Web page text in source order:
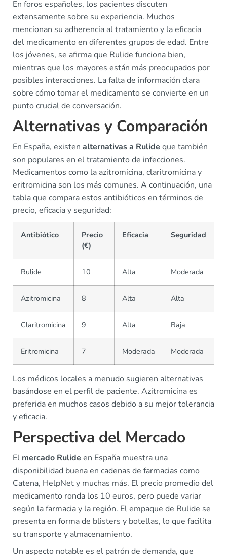
En foros españoles, los pacientes discuten
extensamente sobre su experiencia. Muchos
mencionan su adherencia al tratamiento y la eficacia
del medicamento en diferentes grupos de edad. Entre
los jóvenes, se afirma que Rulide funciona bien,
mientras que los mayores están más preocupados por
posibles interacciones. La falta de información clara
sobre cómo tomar el medicamento se convierte en un
punto crucial de conversación.
Alternativas y Comparación
En España, existen alternativas a Rulide que también
son populares en el tratamiento de infecciones.
Medicamentos como la azitromicina, claritromicina y
eritromicina son los más comunes. A continuación, una
tabla que compara estos antibióticos en términos de
precio, eficacia y seguridad:
Antibiótico
Precio
(€)
Eficacia Seguridad
Rulide 10 Alta Moderada
Azitromicina 8 Alta Alta
Claritromicina 9 Alta Baja
Eritromicina 7 Moderada Moderada
Los médicos locales a menudo sugieren alternativas
basándose en el perfil de paciente. Azitromicina es
preferida en muchos casos debido a su mejor tolerancia
y eficacia.
Perspectiva del Mercado
El mercado Rulide en España muestra una
disponibilidad buena en cadenas de farmacias como
Catena, HelpNet y muchas más. El precio promedio del
medicamento ronda los 10 euros, pero puede variar
según la farmacia y la región. El empaque de Rulide se
presenta en forma de blisters y botellas, lo que facilita
su transporte y almacenamiento.
Un aspecto notable es el patrón de demanda, que